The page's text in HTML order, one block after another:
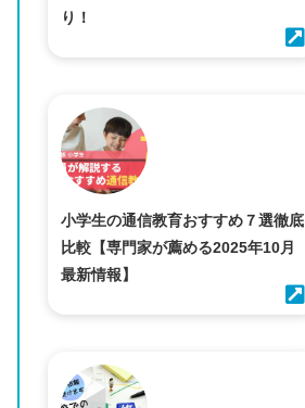
り！
小学生の通信教育おすすめ７選徹底
比較【専門家が薦める2025年10月
最新情報】